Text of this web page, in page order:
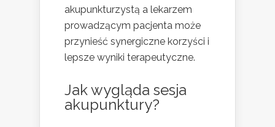
akupunkturzystą a lekarzem
prowadzącym pacjenta może
przynieść synergiczne korzyści i
lepsze wyniki terapeutyczne.
Jak wygląda sesja
akupunktury?